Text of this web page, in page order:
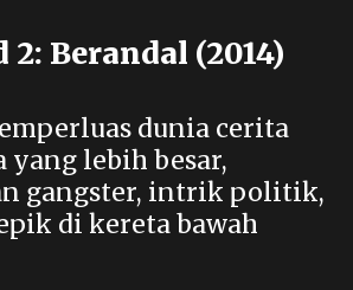
2: Berandal (2014)
dunia cerita
yang lebih besar,
gangster, intrik politik,
di kereta bawah